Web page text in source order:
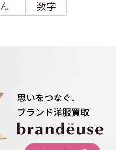
ん 数字